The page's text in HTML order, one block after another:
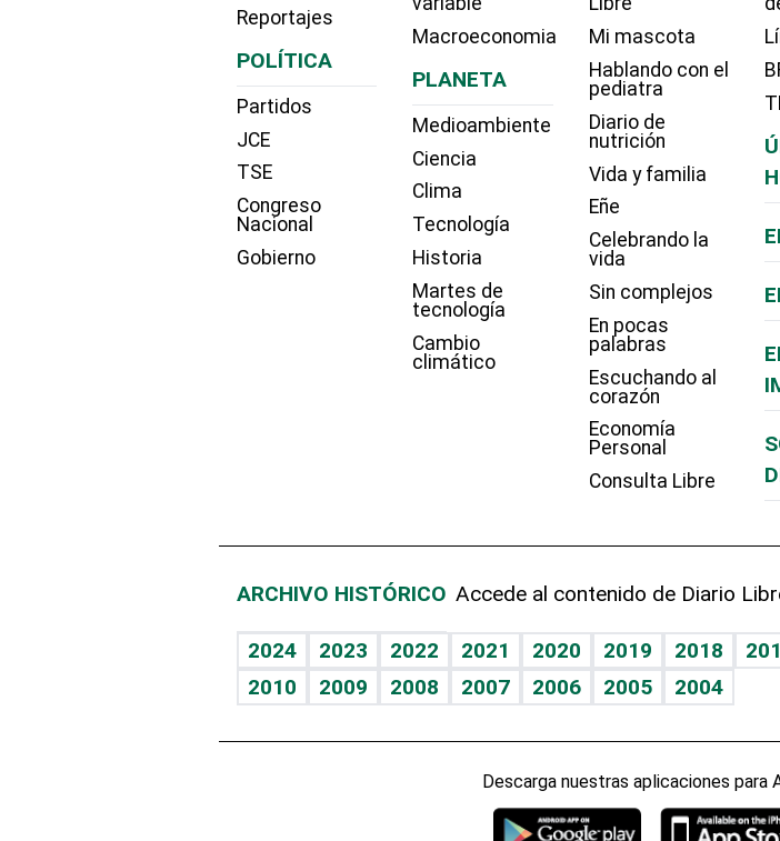
Reportajes
POLÍTICA
Partidos
JCE
TSE
Congreso
Nacional
Gobierno
Macroeconomia
PLANETA
Medioambiente
Ciencia
Clima
Tecnología
Historia
Martes de
tecnología
Cambio
climático
Mi mascota
Hablando con el
pediatra
Diario de
nutrición
Vida y familia
Eñe
Celebrando la
vida
Sin complejos
En pocas
palabras
Escuchando al
corazón
Economía
Personal
Consulta Libre
ARCHIVO HISTÓRICO Accede al contenido de Diario
2024 2023 2022 2021 2020 2019 2018
2010
2009 2008 2007 2006 2005 2004
Descarga nuestras aplicaciones para